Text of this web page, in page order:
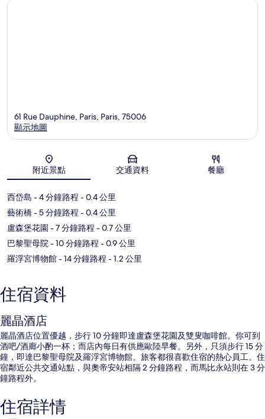
地圖
61 Rue Dauphine, Paris, Paris, 75006
顯示地圖
附近景點 交通資料 餐廳
西岱島 - 4 分鐘路程 - 0.4 公里
藝術橋- 5 分鐘路程 - 0.4 公里
盧森堡花園 - 7 分鐘路程 - 0.7 公里
巴黎聖母院- 10 分鐘路程 - 0.9 公里
羅浮宮博物館- 14 分鐘路程 - 1.2 公里
住宿資料
麗晶酒店
麗晶酒店位置優越，步行 10 分鐘即達盧森堡花園及雙叟咖啡館。你可到
酒吧/酒廊小酌一杯；而店內每日有供應歐陸早餐。另外，只須步行 15 分
鐘，即達巴黎聖母院及羅浮宮博物館。旅客都很喜歡住宿的熱心員工。住
宿鄰近公共交通站點，與奧帝安站相隔 2 分鐘路程，而馬比永站則在 3 分
鐘路程外。
住宿詳情